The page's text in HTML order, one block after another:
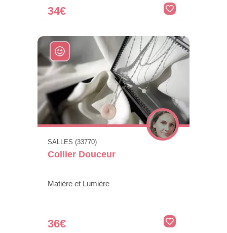
34€
SALLES (33770)
Collier Douceur
Matière et Lumière
36€